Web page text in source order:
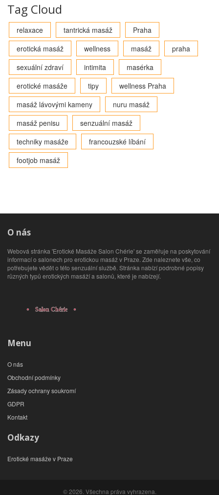
Tag Cloud
relaxace tantrická masáž
Praha
erotická masáž
wellness masáž
praha
sexuální zdraví
intimita
masérka
erotické masáže
tipy
wellness Praha
masáž lávovými kameny
nuru masáž
masáž penisu
senzuální masáž
techniky masáže
francouzské líbání
footjob masáž
O nás
Webová stránka 'Erotické Masáže Salon Chérie' se zaměřuje na poskytování
informací o salonech pro erotickou masáž v Praze. Zde naleznete vše, co
potřebujete vědět o této senzuální službě. Stránka nabízí podrobné popisy
různých typů erotických masáží a salonů, které je nabízejí.
Menu
O nás
Obchodní podmínky
Zásady ochrany soukromí
GDPR
Kontakt
Odkazy
Erotické masáže v Praze
© 2026. Všechna práva vyhrazena.